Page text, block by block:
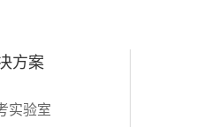
方案
实验室